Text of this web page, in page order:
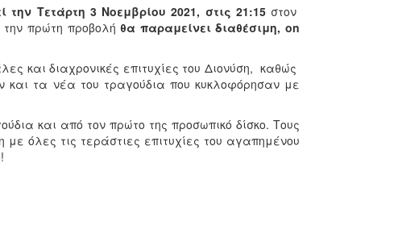
Τετάρτη 3 Νοεμβρίου 2021, στις 21:15στον
πρώτη προβολήθα παραμείνει διαθέσιμη, on
και διαχρονικές επιτυχίες του Διονύση, καθώς
τα νέα του τραγούδια που κυκλοφόρησαν με
και από τον πρώτο της προσωπικό δίσκο. Τους
με όλες τις τεράστιες επιτυχίες του αγαπημένου